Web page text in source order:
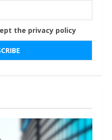
the privacy policy